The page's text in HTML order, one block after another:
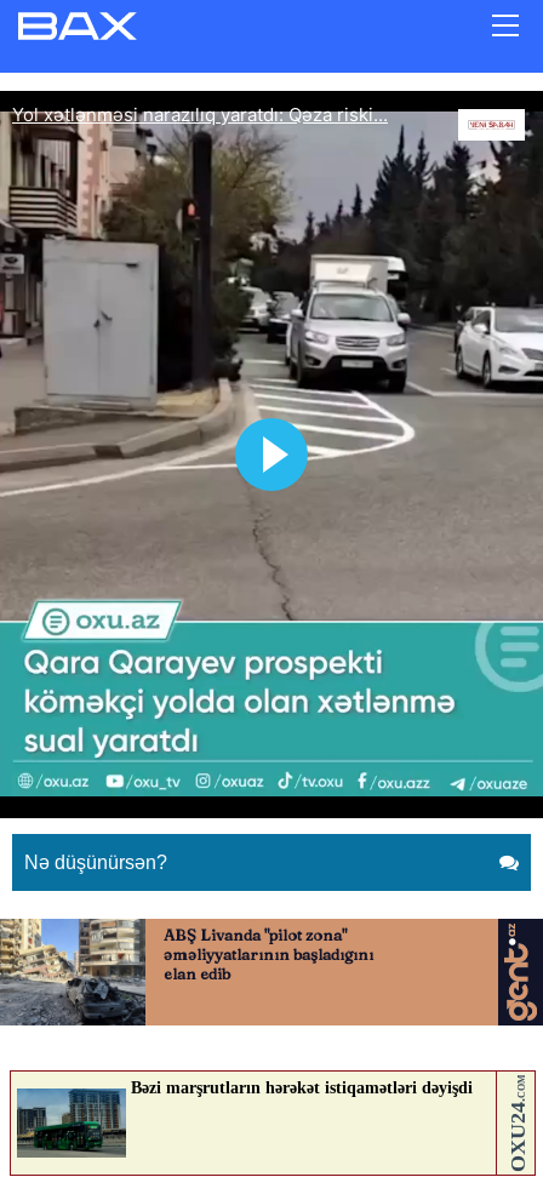
Yol xətlənməsi narazılıq yaratdı:
Qəza riski...
18.04.2026 0
YENI SABAH
Nə düşünürsən?